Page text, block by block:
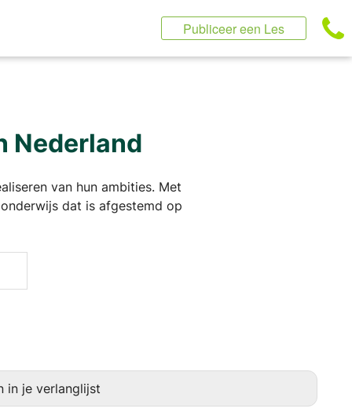
Publiceer een Les
Nederland
van hun ambities. Met
dat is afgestemd op
in je verlanglijst